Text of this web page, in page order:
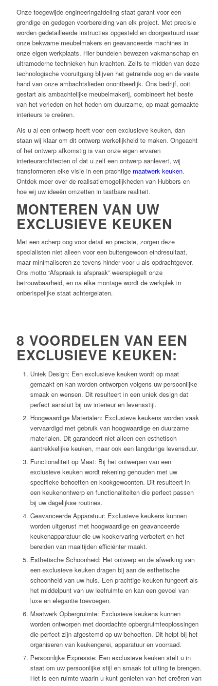
Onze toegewijde engineeringafdeling staat garant voor een
grondige en gedegen voorbereiding van elk project. Met precisie
worden gedetailleerde instructies opgesteld en doorgestuurd naar
onze bekwame meubelmakers en geavanceerde machines in
onze eigen werkplaats. Hier bundelen bewezen vakmanschap en
ultramoderne technieken hun krachten. Zelfs te midden van deze
technologische vooruitgang blijven het getrainde oog en de vaste
hand van onze ambachtslieden onontbeerlijk. Ons bedrijf, ooit
gestart als ambachtelijke meubelmakerij, combineert het beste
van het verleden en het heden om duurzame, op maat gemaakte
interieurs te creëren.
Als u al een ontwerp heeft voor een exclusieve keuken, dan
staan wij klaar om dit ontwerp werkelijkheid te maken. Ongeacht
of het ontwerp afkomstig is van onze eigen ervaren
interieurarchitecten of dat u zelf een ontwerp aanlevert, wij
transformeren elke visie in een prachtige maatwerk keuken.
Ontdek meer over de realisatiemogelijkheden van Hubbers en
hoe wij uw ideeën omzetten in tastbare realiteit.
MONTEREN VAN UW
EXCLUSIEVE KEUKEN
Met een scherp oog voor detail en precisie, zorgen deze
specialisten niet alleen voor een buitengewoon eindresultaat,
maar minimaliseren ze tevens hinder voor u als opdrachtgever.
Ons motto “Afspraak is afspraak” weerspiegelt onze
betrouwbaarheid, en na elke montage wordt de werkplek in
onberispelijke staat achtergelaten.
8 VOORDELEN VAN EEN
EXCLUSIEVE KEUKEN:
Uniek Design: Een exclusieve keuken wordt op maat
gemaakt en kan worden ontworpen volgens uw persoonlijke
smaak en wensen. Dit resulteert in een uniek design dat
perfect aansluit bij uw interieur en levensstijl.
Hoogwaardige Materialen: Exclusieve keukens worden vaak
vervaardigd met gebruik van hoogwaardige en duurzame
materialen. Dit garandeert niet alleen een esthetisch
aantrekkelijke keuken, maar ook een langdurige levensduur.
Functionaliteit op Maat: Bij het ontwerpen van een
exclusieve keuken wordt rekening gehouden met uw
specifieke behoeften en kookgewoonten. Dit resulteert in
een keukenontwerp en functionaliteiten die perfect passen
bij uw dagelijkse routines.
Geavanceerde Apparatuur: Exclusieve keukens kunnen
worden uitgerust met hoogwaardige en geavanceerde
keukenapparatuur die uw kookervaring verbetert en het
bereiden van maaltijden efficiënter maakt.
Esthetische Schoonheid: Het ontwerp en de afwerking van
een exclusieve keuken dragen bij aan de esthetische
schoonheid van uw huis. Een prachtige keuken fungeert als
het middelpunt van uw leefruimte en kan een gevoel van
luxe en elegantie toevoegen.
Maatwerk Opbergruimte: Exclusieve keukens kunnen
worden ontworpen met doordachte opbergruimteoplossingen
die perfect zijn afgestemd op uw behoeften. Dit helpt bij het
organiseren van keukengerei, apparatuur en voorraad.
Persoonlijke Expressie: Een exclusieve keuken stelt u in
staat om uw persoonlijke stijl en smaak tot uiting te brengen.
Het is een ruimte waarin u kunt genieten van het creëren van